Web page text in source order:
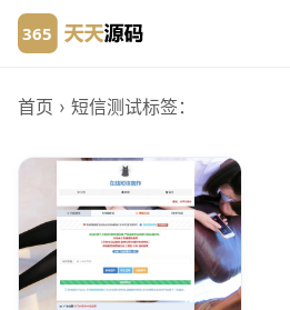
首页 › 短信测试标签：